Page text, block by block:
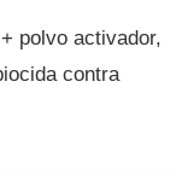
polvo activador,
contra